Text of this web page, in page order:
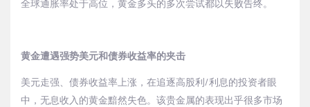
全球通胀率处于高位，黄金多头的多次尝试都以失败告终。
黄金遭遇强势美元和债券收益率的夹击
美元走强、债券收益率上涨，在追逐高股利/利息的投资者眼
中，无息收入的黄金黯然失色。该贵金属的表现出乎很多市场